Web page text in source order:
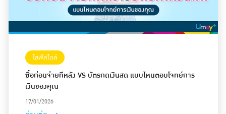
ไลฟ์สไตล์
ซื้อก่อนจ่ายทีหลัง VS บัตรกดเงินสด แบบไหนตอบโจทย์การ
เงินของคุณ
17/01/2026